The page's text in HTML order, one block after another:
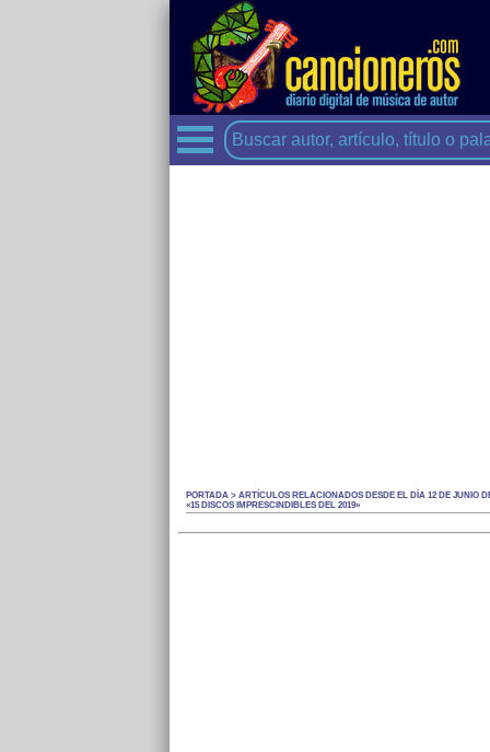
PORTADA > ARTÍCULOS RELACIONADOS DESDE EL DÍA 12 DE JUNIO
«15 DISCOS IMPRESCINDIBLES DEL 2019»